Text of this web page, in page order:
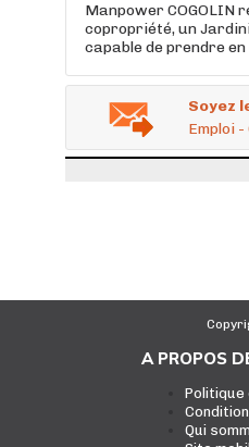
Manpower COGOLIN
copropriété, un
capable de prendre
Soyez
Emploi
A PROPOS
Politique
Qui